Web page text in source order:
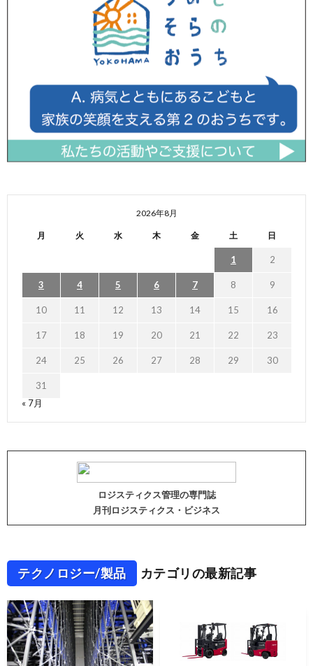
2026年8月
月 火 水 木 金 土 日
1 2
3 4 5 6 7 8 9
10 11 12 13 14 15 16
17 18 19 20 21 22 23
24 25 26 27 28 29 30
31
« 7月
ロジスティクス管理の専門誌
月刊ロジスティクス・ビジネス
テクノロジー/製品 カテゴリの最新記事